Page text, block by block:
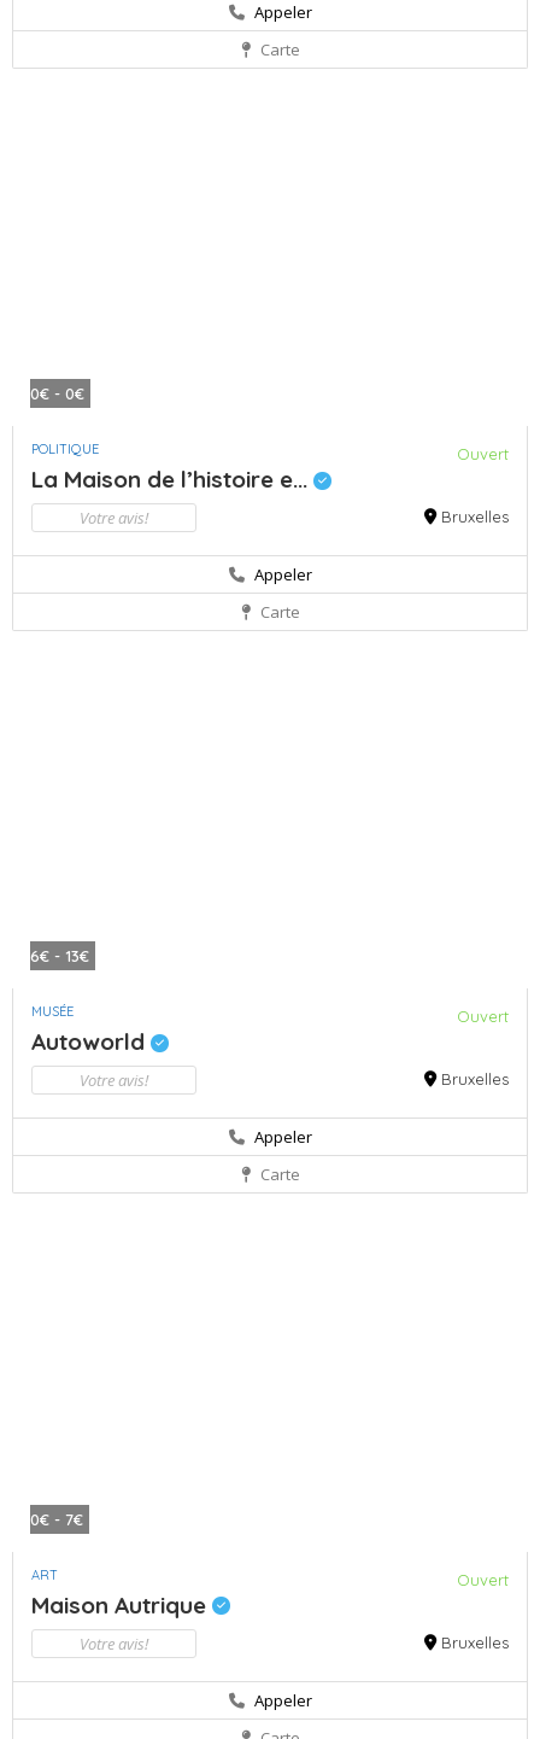
Appeler
Carte
0€ - 0€
POLITIQUE Ouvert
La Maison de l’histoire e...
Votre avis! Bruxelles
Appeler
Carte
6€ - 13€
MUSÉE Ouvert
Autoworld
Votre avis! Bruxelles
Appeler
Carte
0€ - 7€
ART Ouvert
Maison Autrique
Votre avis! Bruxelles
Appeler